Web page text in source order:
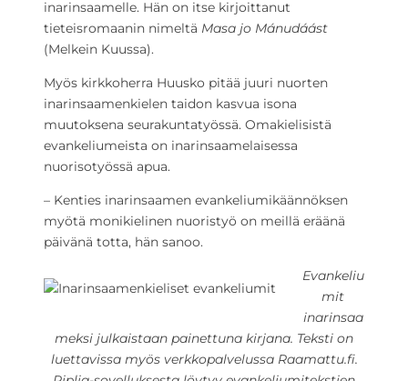
inarinsaamelle. Hän on itse kirjoittanut
tieteisromaanin nimeltä Masa jo Mánudáást
(Melkein Kuussa).
Myös kirkkoherra Huusko pitää juuri nuorten
inarinsaamenkielen taidon kasvua isona
muutoksena seurakuntatyössä. Omakielisistä
evankeliumeista on inarinsaamelaisessa
nuorisotyössä apua.
– Kenties inarinsaamen evankeliumikäännöksen
myötä monikielinen nuoristyö on meillä eräänä
päivänä totta, hän sanoo.
Evankeliu
mit
inarinsaa
meksi julkaistaan painettuna kirjana. Teksti on
luettavissa myös verkkopalvelussa Raamattu.fi.